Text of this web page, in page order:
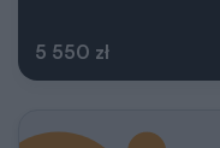
5 550 zł